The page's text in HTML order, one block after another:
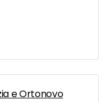
e Ortonovo